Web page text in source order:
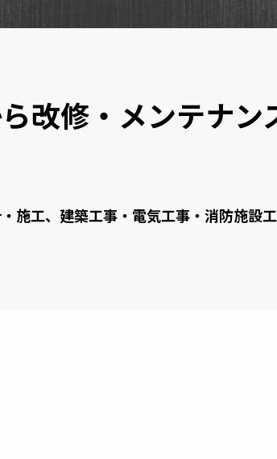
改修・メンテナン
施工、建築工事・電気工事・消防施設